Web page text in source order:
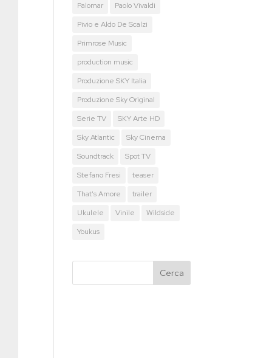
Palomar
Paolo Vivaldi
Pivio e Aldo De Scalzi
Primrose Music
production music
Produzione SKY Italia
Produzione Sky Original
Serie TV
SKY Arte HD
Sky Atlantic
Sky Cinema
Soundtrack
Spot TV
Stefano Fresi
teaser
That's Amore
trailer
Ukulele
Vinile
Wildside
Youkus